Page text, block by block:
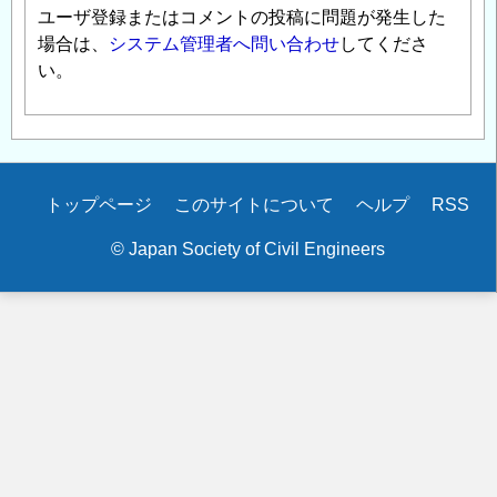
ユーザ登録またはコメントの投稿に問題が発生した
場合は、
システム管理者へ問い合わせしてくださ
い。
Secondary
トップページ このサイトについて ヘルプ RSS
© Japan Society of Civil Engineers